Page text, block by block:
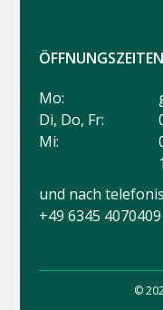
ÖFFNUNGSZEITEN
Mo:
Di, Do, Fr:
Mi:
und nach
+49 6345 4070409
©